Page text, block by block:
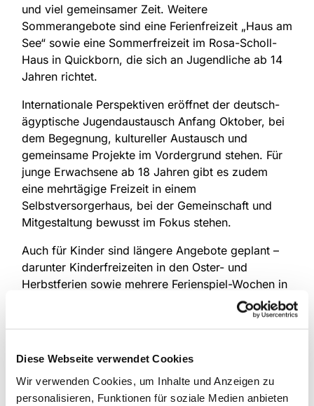
Diese Webseite verwendet Cookies
Wir verwenden Cookies, um Inhalte und Anzeigen zu
personalisieren, Funktionen für soziale Medien anbieten
und viel gemeinsamer Zeit. Weitere
Sommerangebote sind eine Ferienfreizeit „Haus am
See“ sowie eine Sommerfreizeit im Rosa-Scholl-
Haus in Quickborn, die sich an Jugendliche ab 14
Jahren richtet.
Internationale Perspektiven eröffnet der deutsch-
ägyptische Jugendaustausch Anfang Oktober, bei
dem Begegnung, kultureller Austausch und
gemeinsame Projekte im Vordergrund stehen. Für
junge Erwachsene ab 18 Jahren gibt es zudem
eine mehrtägige Freizeit in einem
Selbstversorgerhaus, bei der Gemeinschaft und
Mitgestaltung bewusst im Fokus stehen.
Auch für Kinder sind längere Angebote geplant –
darunter Kinderfreizeiten in den Oster- und
Herbstferien sowie mehrere Ferienspiel-Wochen in
Von Festivals bis Fortbildung
Ergänzt werden die Freizeiten durch zahlreiche
Kreativworkshops, Projektchöre, Spieletage,